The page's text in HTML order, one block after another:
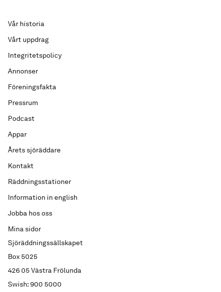
Sjöräddningssällskapet
Box 5025
426 05 Västra Frölunda
Swish: 900 5000
Vår historia
Vårt uppdrag
Integritetspolicy
Annonser
Föreningsfakta
Pressrum
Podcast
Appar
Årets sjöräddare
Kontakt
Räddningsstationer
Information in english
Jobba hos oss
Mina sidor